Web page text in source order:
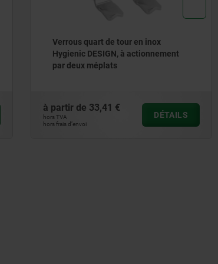
Verrous quart de tour en inox
Hygienic DESIGN, à actionnement
par deux méplats
à partir de 33,41 €
hors TVA
hors frais d’envoi
DÉTAILS